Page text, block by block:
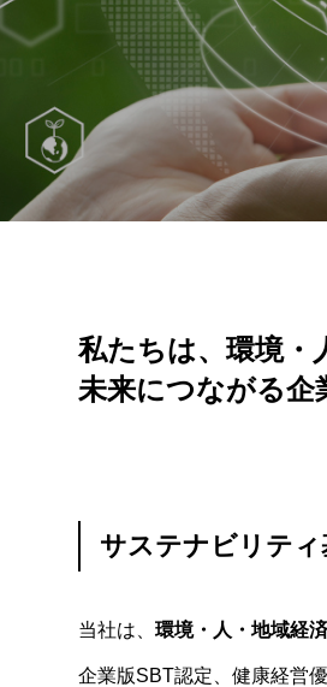
ヤスキハ
私たちは、環境・
未来につながる企
サステナビリティ
当社は、 環境・人・地域経済
企業版SBT認定、健康経営